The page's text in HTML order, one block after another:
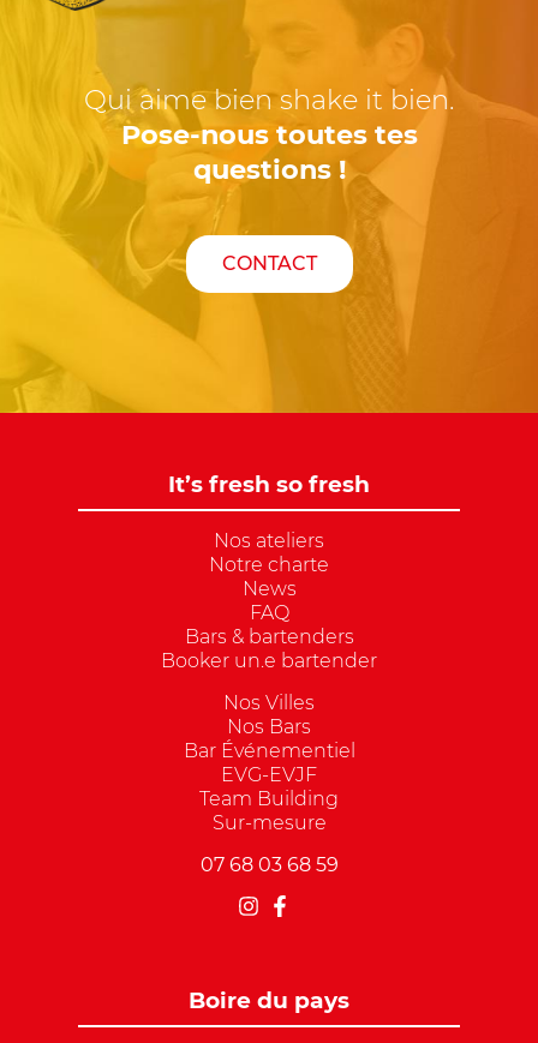
Qui aime bien shake it bien.
Pose-nous toutes tes
questions !
CONTACT
It’s fresh so fresh
Nos ateliers
Notre charte
News
FAQ
Bars & bartenders
Booker un.e bartender
Nos Villes
Nos Bars
Bar Événementiel
EVG-EVJF
Team Building
Sur-mesure
07 68 03 68 59
Boire du pays